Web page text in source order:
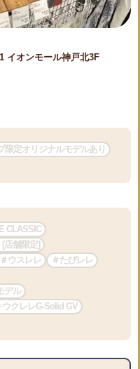
イオンモール神戸北3F
限定オリジナルモデルあり
CLASSIC
店舗限定]
＃ウスレレ
＃たびレレ
デル
ウクレレG-Solid GV